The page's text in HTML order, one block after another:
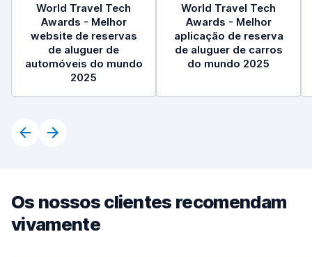
World Travel Tech
Awards - Melhor
website de reservas
de aluguer de
automóveis do mundo
2025
World Travel Tech
Awards - Melhor
aplicação de reserva
de aluguer de carros
do mundo 2025
Os nossos clientes recomendam
vivamente